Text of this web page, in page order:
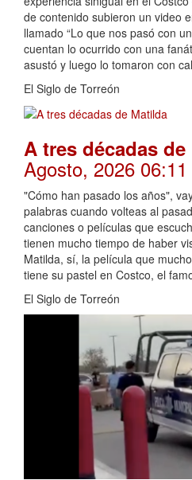
de contenido subieron un video
llamado “Lo que nos pasó con
cuentan lo ocurrido con una
asustó y luego lo tomaron con
El Siglo de Torreón
A tres décadas
Agosto, 2026 06:11
"Cómo han pasado los años",
palabras cuando volteas al
canciones o películas que
tienen mucho tiempo de haber
Matilda, sí, la película que
tiene su pastel en Costco, el
El Siglo de Torreón